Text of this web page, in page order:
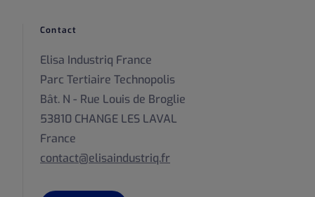
Contact
Elisa Industriq France
Parc Tertiaire Technopolis
Bât. N - Rue Louis de Broglie
53810 CHANGE LES LAVAL
France
contact@elisaindustriq.fr